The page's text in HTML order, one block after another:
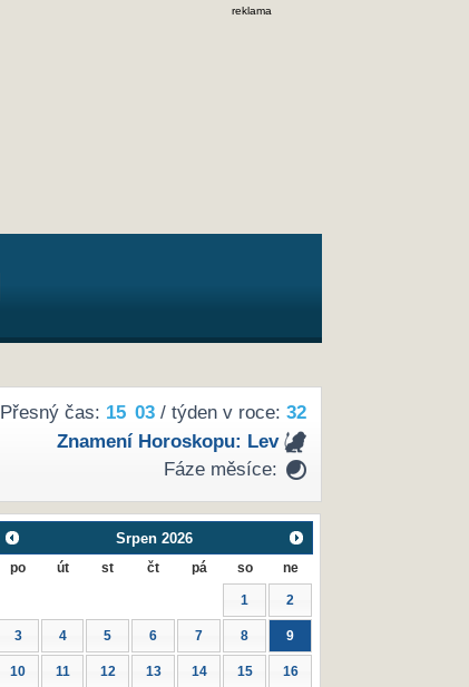
reklama
Přesný čas: 15 03/ týden v roce: 32
Znamení Horoskopu: Lev
Fáze měsíce:
Srpen 2026
po út st čt pá so ne
1 2
3 4 5 6 7 8 9
10 11 12 13 14 15 16